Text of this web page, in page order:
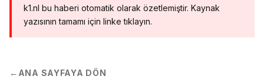
k1.nl bu haberi otomatik olarak özetlemiştir. Kaynak
yazısının tamamı için linke tıklayın.
← ANA SAYFAYA DÖN